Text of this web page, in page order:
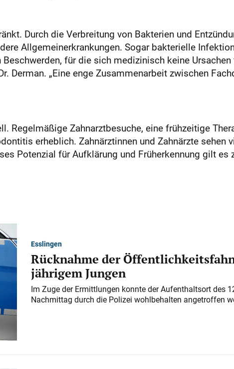
Durch die Verbreitung von Bakterien und
Allgemeinerkrankungen. Sogar bakterielle
für die sich medizinisch keine
Derman. „Eine enge Zusammenarbeit zwischen
Regelmäßige Zahnarztbesuche, eine frühzeitige
erheblich. Zahnärztinnen und Zahnärzte sehen
Potenzial für Aufklärung und Früherkennung gilt es
Esslingen
Rücknahme der
jährigem Jungen
Im Zuge der Ermittlungen konnte der Aufenthaltsort des
Nachmittag durch die Polizei wohlbehalten angetroffen